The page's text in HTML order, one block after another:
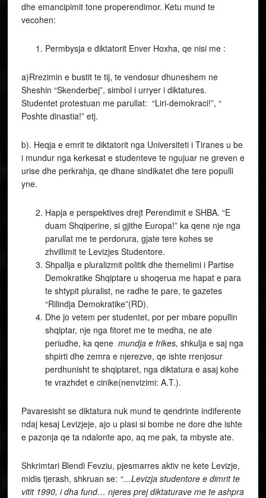
dhe emancipimit tone properendimor. Ketu mund te
vecohen:
Permbysja e diktatorit Enver Hoxha, qe nisi me :
a)Rrezimin e bustit te tij, te vendosur dhuneshem ne
Sheshin “Skenderbej”, simbol i urryer i diktatures.
Studentet protestuan me parullat: “Liri-demokraci!”, “
Poshte dinastia!” etj.
b). Heqja e emrit te diktatorit nga Universiteti i Tiranes u be
i mundur nga kerkesat e studenteve te ngujuar ne greven e
urise dhe perkrahja, qe dhane sindikatet dhe tere populli
yne.
Hapja e perspektives drejt Perendimit e SHBA. “E
duam Shqiperine, si gjithe Europa!” ka qene nje nga
parullat me te perdorura, gjate tere kohes se
zhvillimit te Levizjes Studentore.
Shpallja e pluralizmit politik dhe themelimi i Partise
Demokratike Shqiptare u shoqerua me hapat e para
te shtypit pluralist, ne radhe te pare, te gazetes
“Rilindja Demokratike”(RD).
Dhe jo vetem per studentet, por per mbare popullin
shqiptar, nje nga fitoret me te medha, ne ate
periudhe, ka qene mundja e frikes, shkulja e saj nga
shpirti dhe zemra e njerezve, qe ishte rrenjosur
perdhunisht te shqiptaret, nga diktatura e asaj kohe
te vrazhdet e cinike(nenvizimi: A.T.).
Pavaresisht se diktatura nuk mund te qendrinte indiferente
ndaj kesaj Levizjeje, ajo u plasi si bombe ne dore dhe ishte
e pazonja qe ta ndalonte apo, aq me pak, ta mbyste ate.
Shkrimtari Blendi Fevziu, pjesmarres aktiv ne kete Levizje,
midis tjerash, shkruan se: “…Levizja studentore e dimrit te
vitit 1990, i dha fund… njeres prej diktaturave me te ashpra